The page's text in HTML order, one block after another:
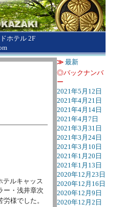
ホテル 2F
テルキャッス
ー・浅井章次
様でした。
≫ 最新
◎バックナンバ
ー
2021年5月12日
2021年4月21日
2021年4月14日
2021年4月7日
2021年3月31日
2021年3月24日
2021年3月10日
2021年1月20日
2021年1月13日
2020年12月23日
2020年12月16日
2020年12月9日
2020年12月2日